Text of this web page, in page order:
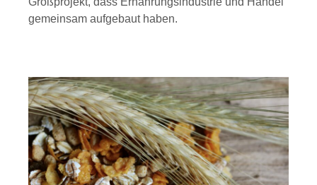
gemeinsam aufgebaut haben.